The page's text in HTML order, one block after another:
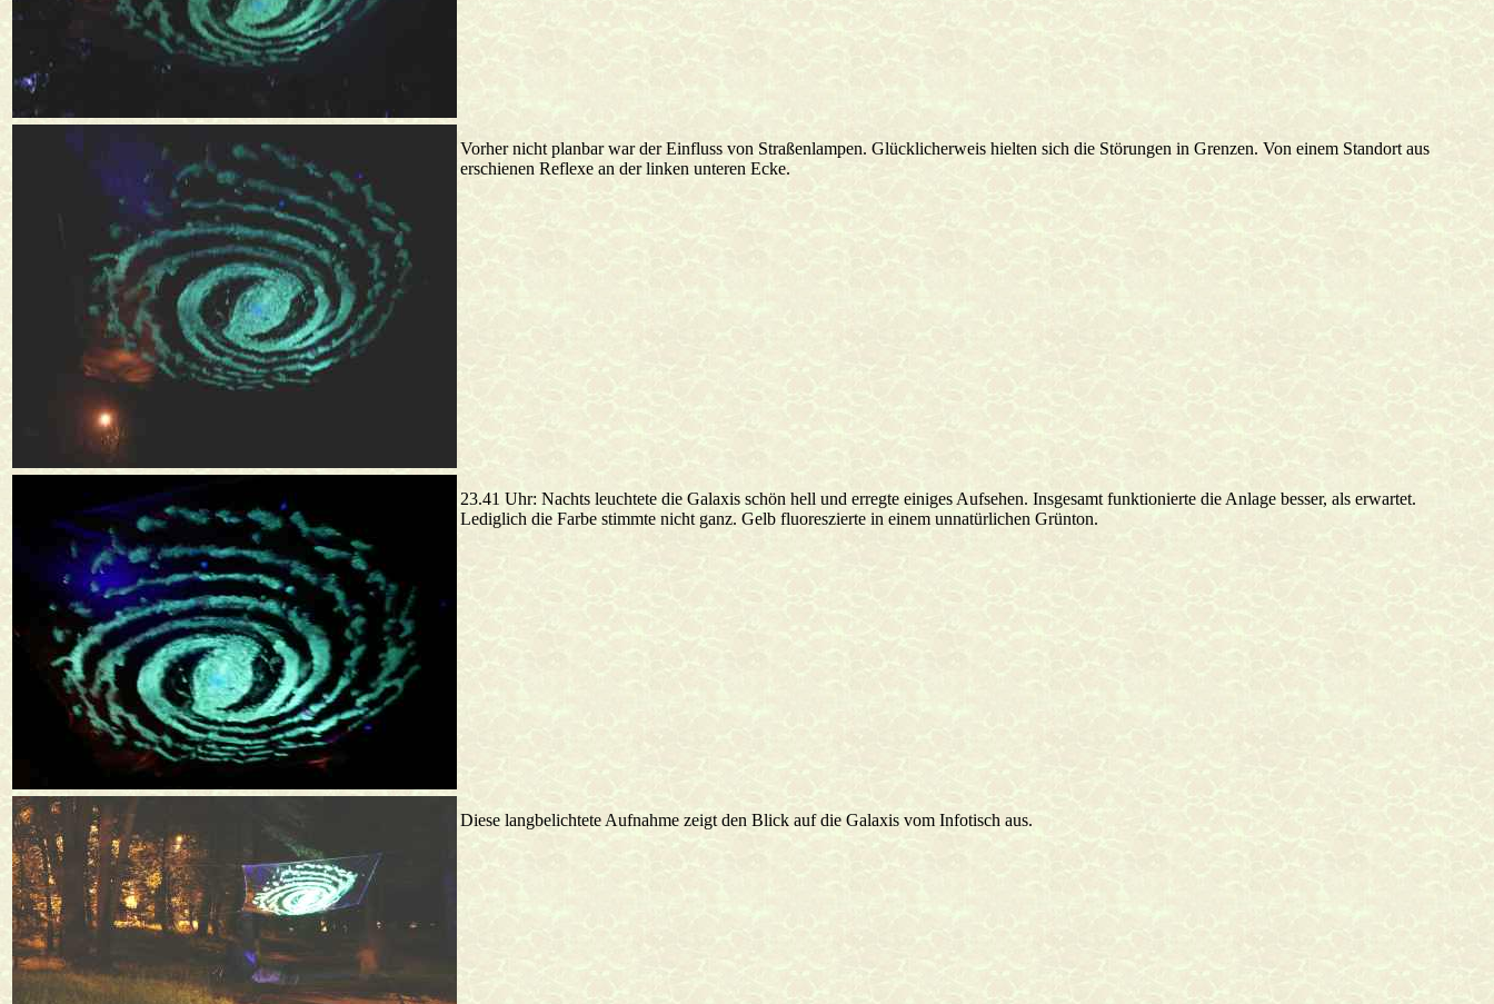
Vorher nicht planbar war der Einfluss von Straßenlampen. Glücklicherweis hielten sich die Störungen in Grenzen. Von einem Standort aus
erschienen Reflexe an der linken unteren Ecke.
23.41 Uhr: Nachts leuchtete die Galaxis schön hell und erregte einiges Aufsehen. Insgesamt funktionierte die Anlage besser, als erwartet.
Lediglich die Farbe stimmte nicht ganz. Gelb fluoreszierte in einem unnatürlichen Grünton.
Diese langbelichtete Aufnahme zeigt den Blick auf die Galaxis vom Infotisch aus.